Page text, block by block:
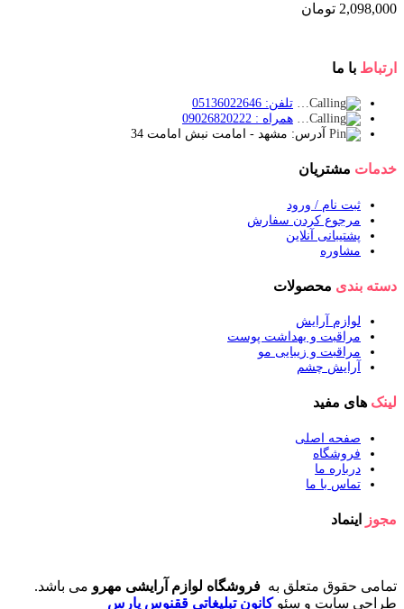
2,098,000 تومان
ارتباط با ما
تلفن: 05136022646
همراه : 09026820222
آدرس: مشهد - امامت نبش امامت 34
خدمات مشتریان
ثبت نام / ورود
مرجوع کردن سفارش
پشتیبانی آنلاین
مشاوره
دسته بندی محصولات
لوازم آرایش
مراقبت و بهداشت پوست
مراقبت و زیبایی مو
آرایش چشم
لینک های مفید
صفحه اصلی
فروشگاه
درباره ما
تماس با ما
مجوز اینماد
تمامی حقوق متعلق به فروشگاه لوازم آرایشی مهرو می باشد.
طراحی سایت و سئوکانون تبلیغاتی ققنوس پارس